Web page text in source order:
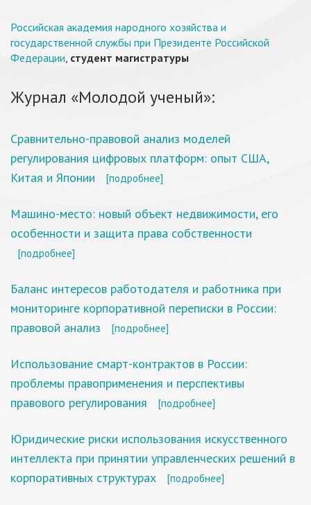
Российская академия народного хозяйства и
государственной службы при Президенте Российской
Федерации, студент магистратуры
Журнал «Молодой ученый»:
Сравнительно-правовой анализ моделей
регулирования цифровых платформ: опыт США,
Китая и Японии
[подробнее]
Машино-место: новый объект недвижимости, его
особенности и защита права собственности
[подробнее]
Баланс интересов работодателя и работника при
мониторинге корпоративной переписки в России:
правовой анализ
[подробнее]
Использование смарт-контрактов в России:
проблемы правоприменения и перспективы
правового регулирования
[подробнее]
Юридические риски использования искусственного
интеллекта при принятии управленческих решений в
корпоративных структурах
[подробнее]